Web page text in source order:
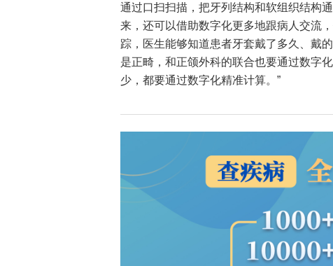
通过口扫扫描，把牙列结构和软组织结构
来，还可以借助数字化更多地跟病人交流
踪，医生能够知道患者牙套戴了多久、戴
是正畸，和正颌外科的联合也要通过数字
少，都要通过数字化精准计算。”